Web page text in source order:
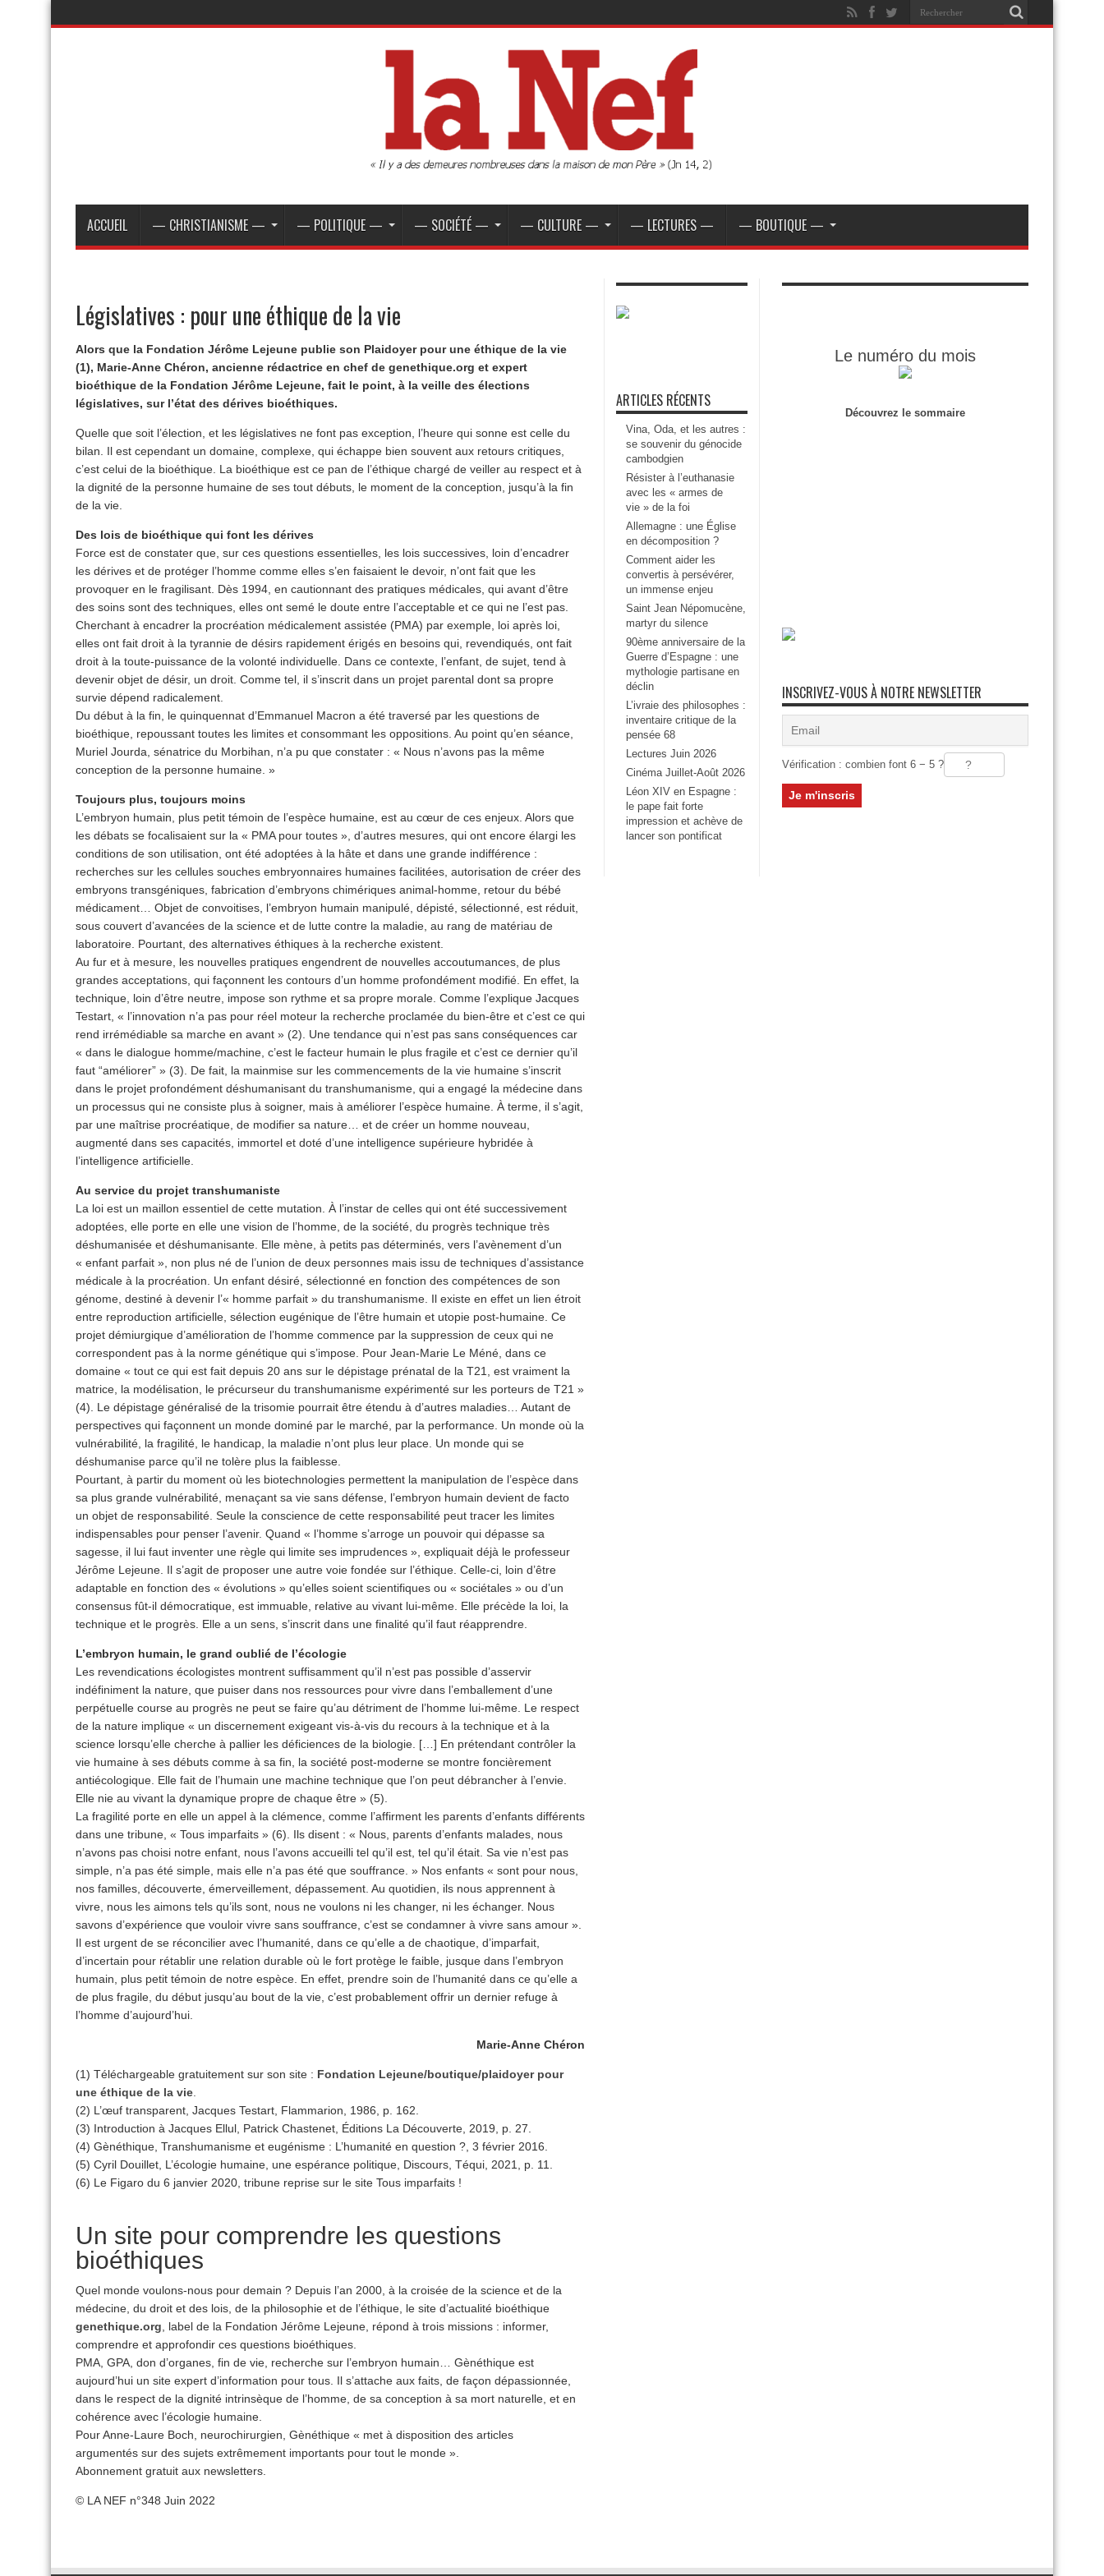
ACCUEIL — CHRISTIANISME — — POLITIQUE — — SOCIÉTÉ — — CULTURE — — LECTURES — — BOUTIQUE —
Législatives : pour une éthique de la vie
Alors que la Fondation Jérôme Lejeune publie son Plaidoyer pour une éthique de la vie
(1), Marie-Anne Chéron, ancienne rédactrice en chef de genethique.org et expert
bioéthique de la Fondation Jérôme Lejeune, fait le point, à la veille des élections
législatives, sur l’état des dérives bioéthiques.
Quelle que soit l’élection, et les législatives ne font pas exception, l’heure qui sonne est celle du
bilan. Il est cependant un domaine, complexe, qui échappe bien souvent aux retours critiques,
c’est celui de la bioéthique. La bioéthique est ce pan de l’éthique chargé de veiller au respect et à
la dignité de la personne humaine de ses tout débuts, le moment de la conception, jusqu’à la fin
de la vie.
Des lois de bioéthique qui font les dérives
Force est de constater que, sur ces questions essentielles, les lois successives, loin d’encadrer
les dérives et de protéger l’homme comme elles s’en faisaient le devoir, n’ont fait que les
provoquer en le fragilisant. Dès 1994, en cautionnant des pratiques médicales, qui avant d’être
des soins sont des techniques, elles ont semé le doute entre l’acceptable et ce qui ne l’est pas.
Cherchant à encadrer la procréation médicalement assistée (PMA) par exemple, loi après loi,
elles ont fait droit à la tyrannie de désirs rapidement érigés en besoins qui, revendiqués, ont fait
droit à la toute-puissance de la volonté individuelle. Dans ce contexte, l’enfant, de sujet, tend à
devenir objet de désir, un droit. Comme tel, il s’inscrit dans un projet parental dont sa propre
survie dépend radicalement.
Du début à la fin, le quinquennat d’Emmanuel Macron a été traversé par les questions de
bioéthique, repoussant toutes les limites et consommant les oppositions. Au point qu’en séance,
Muriel Jourda, sénatrice du Morbihan, n’a pu que constater : « Nous n’avons pas la même
conception de la personne humaine. »
Toujours plus, toujours moins
L’embryon humain, plus petit témoin de l’espèce humaine, est au cœur de ces enjeux. Alors que
les débats se focalisaient sur la « PMA pour toutes », d’autres mesures, qui ont encore élargi les
conditions de son utilisation, ont été adoptées à la hâte et dans une grande indifférence :
recherches sur les cellules souches embryonnaires humaines facilitées, autorisation de créer des
embryons transgéniques, fabrication d’embryons chimériques animal-homme, retour du bébé
médicament… Objet de convoitises, l’embryon humain manipulé, dépisté, sélectionné, est réduit,
sous couvert d’avancées de la science et de lutte contre la maladie, au rang de matériau de
laboratoire. Pourtant, des alternatives éthiques à la recherche existent.
Au fur et à mesure, les nouvelles pratiques engendrent de nouvelles accoutumances, de plus
grandes acceptations, qui façonnent les contours d’un homme profondément modifié. En effet, la
technique, loin d’être neutre, impose son rythme et sa propre morale. Comme l’explique Jacques
Testart, « l’innovation n’a pas pour réel moteur la recherche proclamée du bien-être et c’est ce qui
rend irrémédiable sa marche en avant » (2). Une tendance qui n’est pas sans conséquences car
« dans le dialogue homme/machine, c’est le facteur humain le plus fragile et c’est ce dernier qu’il
faut “améliorer” » (3). De fait, la mainmise sur les commencements de la vie humaine s’inscrit
dans le projet profondément déshumanisant du transhumanisme, qui a engagé la médecine dans
un processus qui ne consiste plus à soigner, mais à améliorer l’espèce humaine. À terme, il s’agit,
par une maîtrise procréatique, de modifier sa nature… et de créer un homme nouveau,
augmenté dans ses capacités, immortel et doté d’une intelligence supérieure hybridée à
l’intelligence artificielle.
Au service du projet transhumaniste
La loi est un maillon essentiel de cette mutation. À l’instar de celles qui ont été successivement
adoptées, elle porte en elle une vision de l’homme, de la société, du progrès technique très
déshumanisée et déshumanisante. Elle mène, à petits pas déterminés, vers l’avènement d’un
« enfant parfait », non plus né de l’union de deux personnes mais issu de techniques d’assistance
médicale à la procréation. Un enfant désiré, sélectionné en fonction des compétences de son
génome, destiné à devenir l’« homme parfait » du transhumanisme. Il existe en effet un lien étroit
entre reproduction artificielle, sélection eugénique de l’être humain et utopie post-humaine. Ce
projet démiurgique d’amélioration de l’homme commence par la suppression de ceux qui ne
correspondent pas à la norme génétique qui s’impose. Pour Jean-Marie Le Méné, dans ce
domaine « tout ce qui est fait depuis 20 ans sur le dépistage prénatal de la T21, est vraiment la
matrice, la modélisation, le précurseur du transhumanisme expérimenté sur les porteurs de T21 »
(4). Le dépistage généralisé de la trisomie pourrait être étendu à d’autres maladies… Autant de
perspectives qui façonnent un monde dominé par le marché, par la performance. Un monde où la
vulnérabilité, la fragilité, le handicap, la maladie n’ont plus leur place. Un monde qui se
déshumanise parce qu’il ne tolère plus la faiblesse.
Pourtant, à partir du moment où les biotechnologies permettent la manipulation de l’espèce dans
sa plus grande vulnérabilité, menaçant sa vie sans défense, l’embryon humain devient de facto
un objet de responsabilité. Seule la conscience de cette responsabilité peut tracer les limites
indispensables pour penser l’avenir. Quand « l’homme s’arroge un pouvoir qui dépasse sa
sagesse, il lui faut inventer une règle qui limite ses imprudences », expliquait déjà le professeur
Jérôme Lejeune. Il s’agit de proposer une autre voie fondée sur l’éthique. Celle-ci, loin d’être
adaptable en fonction des « évolutions » qu’elles soient scientifiques ou « sociétales » ou d’un
consensus fût-il démocratique, est immuable, relative au vivant lui-même. Elle précède la loi, la
technique et le progrès. Elle a un sens, s’inscrit dans une finalité qu’il faut réapprendre.
L’embryon humain, le grand oublié de l’écologie
Les revendications écologistes montrent suffisamment qu’il n’est pas possible d’asservir
indéfiniment la nature, que puiser dans nos ressources pour vivre dans l’emballement d’une
perpétuelle course au progrès ne peut se faire qu’au détriment de l’homme lui-même. Le respect
de la nature implique « un discernement exigeant vis-à-vis du recours à la technique et à la
science lorsqu’elle cherche à pallier les déficiences de la biologie. […] En prétendant contrôler la
vie humaine à ses débuts comme à sa fin, la société post-moderne se montre foncièrement
antiécologique. Elle fait de l’humain une machine technique que l’on peut débrancher à l’envie.
Elle nie au vivant la dynamique propre de chaque être » (5).
La fragilité porte en elle un appel à la clémence, comme l’affirment les parents d’enfants différents
dans une tribune, « Tous imparfaits » (6). Ils disent : « Nous, parents d’enfants malades, nous
n’avons pas choisi notre enfant, nous l’avons accueilli tel qu’il est, tel qu’il était. Sa vie n’est pas
simple, n’a pas été simple, mais elle n’a pas été que souffrance. » Nos enfants « sont pour nous,
nos familles, découverte, émerveillement, dépassement. Au quotidien, ils nous apprennent à
vivre, nous les aimons tels qu’ils sont, nous ne voulons ni les changer, ni les échanger. Nous
savons d’expérience que vouloir vivre sans souffrance, c’est se condamner à vivre sans amour ».
Il est urgent de se réconcilier avec l’humanité, dans ce qu’elle a de chaotique, d’imparfait,
d’incertain pour rétablir une relation durable où le fort protège le faible, jusque dans l’embryon
humain, plus petit témoin de notre espèce. En effet, prendre soin de l’humanité dans ce qu’elle a
de plus fragile, du début jusqu’au bout de la vie, c’est probablement offrir un dernier refuge à
l’homme d’aujourd’hui.
Marie-Anne Chéron
(1) Téléchargeable gratuitement sur son site : Fondation Lejeune/boutique/plaidoyer pour
une éthique de la vie
(2) L’œuf transparent, Jacques Testart, Flammarion, 1986, p. 162.
(3) Introduction à Jacques Ellul, Patrick Chastenet, Éditions La Découverte, 2019, p. 27.
(4) Gènéthique, Transhumanisme et eugénisme : L’humanité en question ?, 3 février 2016.
(5) Cyril Douillet, L’écologie humaine, une espérance politique, Discours, Téqui, 2021, p. 11.
(6) Le Figaro du 6 janvier 2020, tribune reprise sur le site Tous imparfaits !
Un site pour comprendre les questions
bioéthiques
Quel monde voulons-nous pour demain ? Depuis l’an 2000, à la croisée de la science et de la
médecine, du droit et des lois, de la philosophie et de l’éthique, le site d’actualité bioéthique
genethique.org , label de la Fondation Jérôme Lejeune, répond à trois missions : informer,
comprendre et approfondir ces questions bioéthiques.
PMA, GPA, don d’organes, fin de vie, recherche sur l’embryon humain… Gènéthique est
aujourd’hui un site expert d’information pour tous. Il s’attache aux faits, de façon dépassionnée,
dans le respect de la dignité intrinsèque de l’homme, de sa conception à sa mort naturelle, et en
cohérence avec l’écologie humaine.
Pour Anne-Laure Boch, neurochirurgien, Gènéthique « met à disposition des articles
argumentés sur des sujets extrêmement importants pour tout le monde ».
Abonnement gratuit aux newsletters.
© LA NEF n°348 Juin 2022
ARTICLES RÉCENTS
Vina, Oda, et les autres :
se souvenir du génocide
cambodgien
Résister à l’euthanasie
avec les « armes de
vie » de la foi
Allemagne : une Église
en décomposition ?
Comment aider les
convertis à persévérer,
un immense enjeu
Saint Jean Népomucène,
martyr du silence
90ème anniversaire de la
Guerre d’Espagne : une
mythologie partisane en
déclin
L’ivraie des philosophes :
inventaire critique de la
pensée 68
Lectures Juin 2026
Cinéma Juillet-Août 2026
Léon XIV en Espagne :
le pape fait forte
impression et achève de
lancer son pontificat
Le numéro du mois
Découvrez le sommaire
INSCRIVEZ-VOUS À NOTRE NEWSLETTER
Vérification : combien font 6 − 5 ?